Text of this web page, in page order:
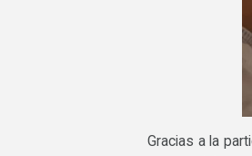
Gracias a la